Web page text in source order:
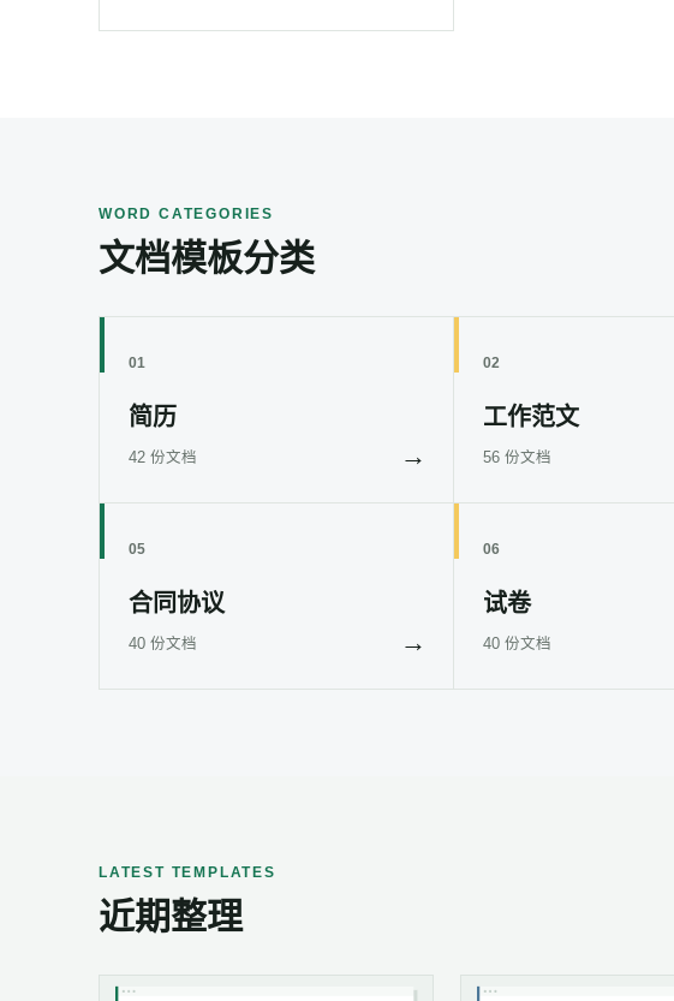
WORD CATEGORIES
文档模板分类
01
简历
42 份文档 →
02
工作范文
56 份文档
05
合同协议
40 份文档 →
06
试卷
40 份文档
LATEST TEMPLATES
近期整理